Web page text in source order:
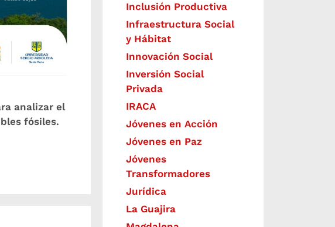
analizar el
fósiles.
Inclusión Productiva
Infraestructura Social
y Hábitat
​Innovación Social
Inversión Social
Privada
IRACA
Jóvenes en Acción
Jóvenes en Paz
Jóvenes
Transformadores
Jurídica
La Guajira